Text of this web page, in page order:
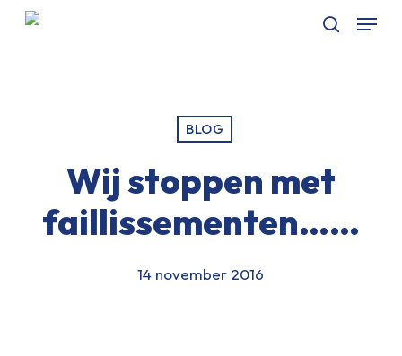
Skip
Menu
BLOG
Wij stoppen met
faillissementen……
14 november 2016